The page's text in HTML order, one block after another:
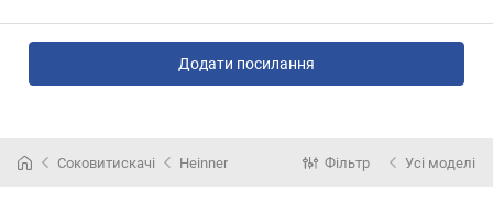
Додати посилання
Соковитискачі Heinner Фільтр Усі моделі